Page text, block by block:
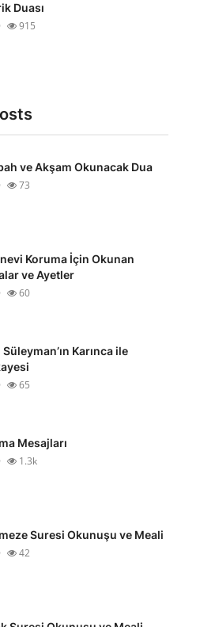
Duası
915
ve Akşam Okunacak Dua
73
Koruma İçin Okunan
ve Ayetler
60
Süleyman’ın Karınca ile
65
Mesajları
1.3k
Suresi Okunuşu ve Meali
42